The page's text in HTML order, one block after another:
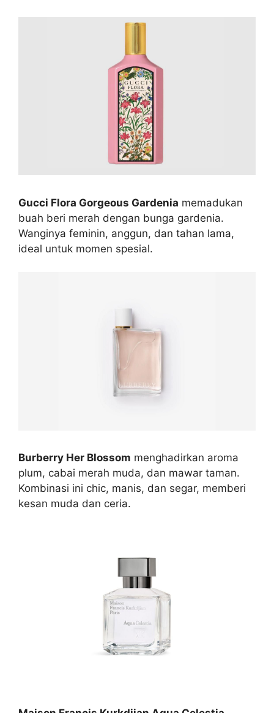
Gucci Flora Gorgeous Gardenia memadukan
buah beri merah dengan bunga gardenia.
Wanginya feminin, anggun, dan tahan lama,
ideal untuk momen spesial.
Burberry Her Blossom menghadirkan aroma
plum, cabai merah muda, dan mawar taman.
Kombinasi ini chic, manis, dan segar, memberi
kesan muda dan ceria.